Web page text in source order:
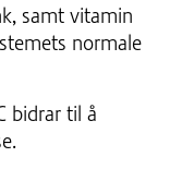
samt vitamin
normale
bidrar til å